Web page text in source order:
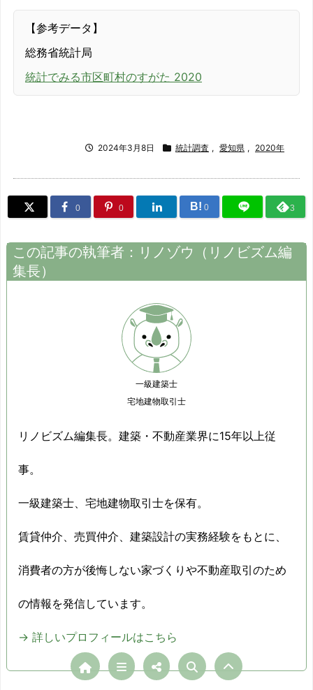
【参考データ】
総務省統計局
統計でみる市区町村のすがた 2020
2024年3月8日 統計調査 , 愛知県 , 2020年
0 0 B! 0 3
この記事の執筆者： リノゾウ （ リノビズム編
集長）
一級建築士
宅地建物取引士
リノビズム編集長。建築・不動産業界に15年以上従
事。
一級建築士、宅地建物取引士を保有。
賃貸仲介、売買仲介、建築設計の実務経験をもとに、
消費者の方が後悔しない家づくりや不動産取引のため
の情報を発信しています。
→ 詳しいプロフィールはこちら